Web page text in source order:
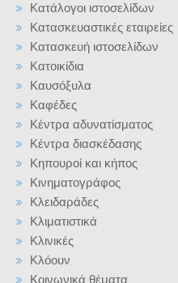
Κατάλογοι ιστοσελίδων
Κατασκευαστικές εταιρείες
Κατασκευή ιστοσελίδων
Κατοικίδια
Καυσόξυλα
Καφέδες
Κέντρα αδυνατίσματος
Κέντρα διασκέδασης
Κηπουροί και κήπος
Κινηματογράφος
Κλειδαράδες
Κλιματιστικά
Κλινικές
Κλόουν
Κοινωνικά θέματα